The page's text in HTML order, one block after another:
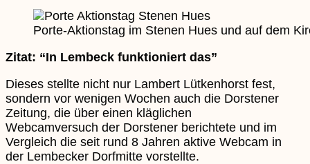
Porte-Aktionstag im Stenen Hues und auf dem
Zitat: “In Lembeck funktioniert das”
Dieses stellte nicht nur Lambert Lütkenhorst fest,
sondern vor wenigen Wochen auch die Dorstener
Zeitung, die über einen kläglichen
Webcamversuch der Dorstener berichtete und im
Vergleich die seit rund 8 Jahren aktive Webcam in
der Lembecker Dorfmitte vorstellte.